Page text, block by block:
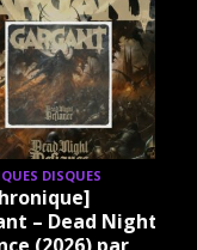
DISQUES
– Dead Night